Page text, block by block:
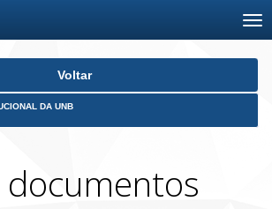
Voltar
DA UNB
documentos